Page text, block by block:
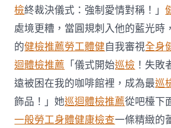
檢終裁決儀式：強制愛情對稱！」
處境更糟，當圓規刺入他的藍光時
的健檢推薦勞工體健自我審視全身
迴體檢推薦 「儀式開始巡檢 ！失敗
遠被困在我的咖啡館裡，成為最巡
飾品！」她巡迴體檢推薦從吧檯下
一般勞工身體健康檢查一條精緻的